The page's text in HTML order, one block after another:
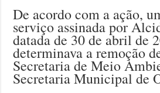
De acordo com a ação,
serviço assinada por
datada de 30 de abril de
determinava a remoção
Secretaria de Meio
Secretaria Municipal de